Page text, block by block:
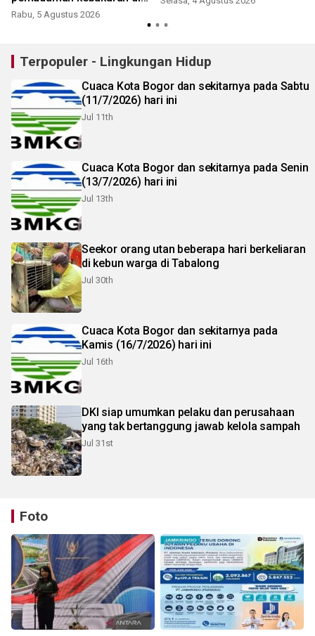
Bromo
Rabu, 5 Agustus 2026
Terpopuler - Lingkungan Hidup
Cuaca Kota Bogor dan sekitarnya pada Sabtu
(11/7/2026) hari ini
Jul 11th
Cuaca Kota Bogor dan sekitarnya pada Senin
(13/7/2026) hari ini
Jul 13th
Seekor orang utan beberapa hari berkeliaran
di kebun warga di Tabalong
Jul 30th
Cuaca Kota Bogor dan sekitarnya pada
Kamis (16/7/2026) hari ini
Jul 16th
DKI siap umumkan pelaku dan perusahaan
yang tak bertanggung jawab kelola sampah
Jul 31st
Foto